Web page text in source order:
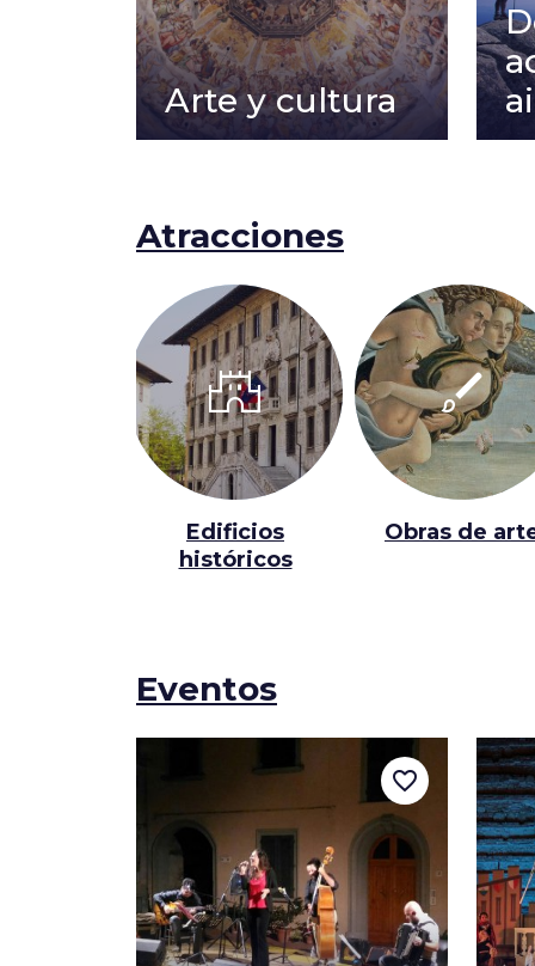
Arte y cultura
Atracciones
castle
Edificios
históricos
brush
Obras de
Eventos
favorite_border